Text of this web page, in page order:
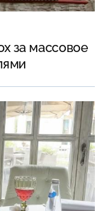
за массовое